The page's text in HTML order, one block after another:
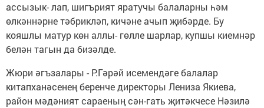
ассызык- лап, шигърият яратучы балаларны һәм
өлкәннәрне тәбрикләп, кичәне ачып җибәрде. Бу
кояшлы матур көн аллы- гөлле шарлар, купшы киемнәр
белән тагын да бизәлде.
Жюри әгъзалары - Р.Гәрәй исемендәге ба­лалар
китапханәсенең беренче директоры Лениза Якиева,
район мәдәният сараеның сән-гать җитәкчесе Нәзилә